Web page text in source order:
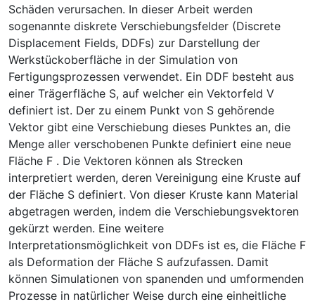
Schäden verursachen. In dieser Arbeit werden
sogenannte diskrete Verschiebungsfelder (Discrete
Displacement Fields, DDFs) zur Darstellung der
Werkstückoberfläche in der Simulation von
Fertigungsprozessen verwendet. Ein DDF besteht aus
einer Trägerfläche S, auf welcher ein Vektorfeld V
definiert ist. Der zu einem Punkt von S gehörende
Vektor gibt eine Verschiebung dieses Punktes an, die
Menge aller verschobenen Punkte definiert eine neue
Fläche F . Die Vektoren können als Strecken
interpretiert werden, deren Vereinigung eine Kruste auf
der Fläche S definiert. Von dieser Kruste kann Material
abgetragen werden, indem die Verschiebungsvektoren
gekürzt werden. Eine weitere
Interpretationsmöglichkeit von DDFs ist es, die Fläche F
als Deformation der Fläche S aufzufassen. Damit
können Simulationen von spanenden und umformenden
Prozesse in natürlicher Weise durch eine einheitliche